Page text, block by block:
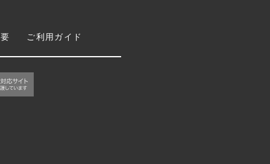
ご利用ガイド